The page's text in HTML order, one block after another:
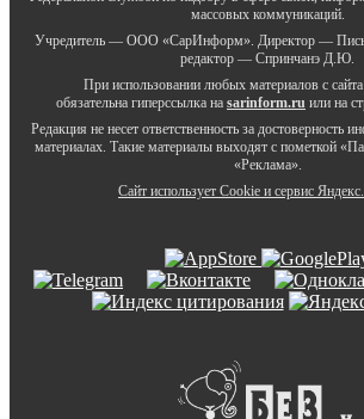
массовых коммуникаций.
Учредитель — ООО «СарИнформ». Директор —
редактор — Спринчанэ Д.Ю.
При использовании любых материалов с
обязательна гиперссылка на sarinform.ru или на
Редакция не несет ответственность за достоверность
материалах. Такие материалы выходят с пометкой
«Реклама».
Сайт использует Cookie и сервиc